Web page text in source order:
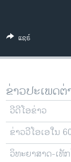
ພາສາອັງກິດ
ລາຍການກະຈາຍສຽ
ລາຍງານ
ຕິດຕາມພວກເຮົາ ທີ່
ພາສາຕ່າງໆ
ແຊຣ໌
ຂ່າວປະເພດຕ່
ວີດີໂອຂ່າວ
ຂ່າວວີໂອເອໃນ
ວິທະຍາສາດ-ເທັ